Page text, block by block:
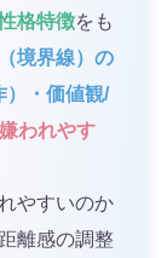
格特徴をも
境界線）の
）・価値観/
われやす
やすいのか
離感の調整